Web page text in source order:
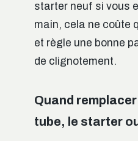
starter neuf si vous
main, cela ne coûte
et règle une bonne
de clignotement.
Quand
tube, le starter